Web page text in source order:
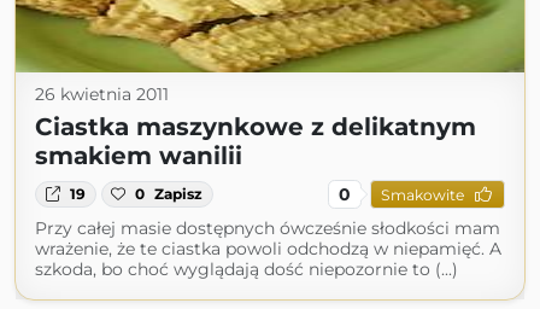
26 kwietnia 2011
Ciastka maszynkowe z delikatnym
smakiem wanilii
19 0 Zapisz 0 Smakowite
Przy całej masie dostępnych ówcześnie słodkości mam
wrażenie, że te ciastka powoli odchodzą w niepamięć. A
szkoda, bo choć wyglądają dość niepozornie to (...)